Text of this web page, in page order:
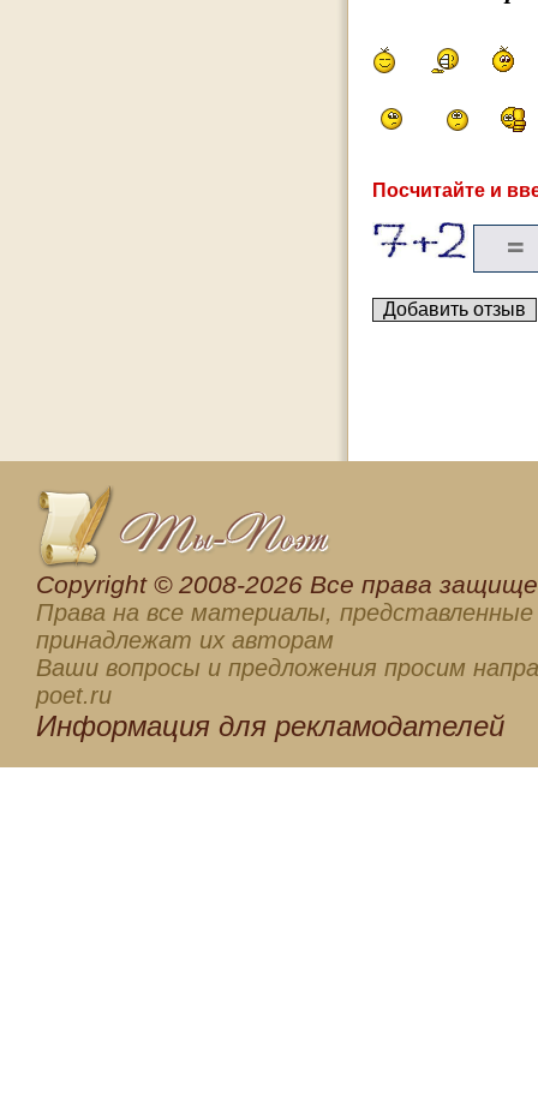
Посчитайте и
Сopyright © 2008-2026 Все права
Права на все материалы, представленные
принадлежат их авторам
Ваши вопросы и предложения просим
poet.ru
Информация для рекламодателей